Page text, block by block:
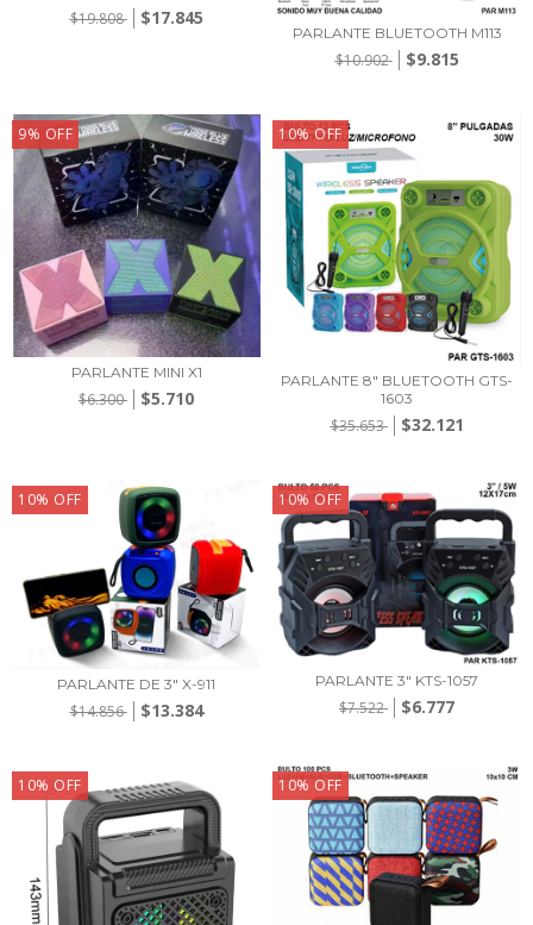
$19.808 $17.845
PARLANTE BLUETOOTH M113
$10.902 $9.815
9% OFF
PARLANTE MINI X1
$6.300 $5.710
10%OFF
PARLANTE 8" BLUETOOTH GTS-
1603
$35.653 $32.121
10% OFF
PARLANTE DE 3" X-911
$14.856 $13.384
10% OFF
PARLANTE 3" KTS-1057
$7.522 $6.777
10% OFF 10% OFF